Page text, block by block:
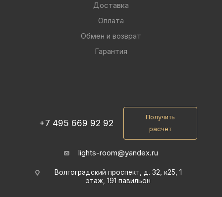
Доставка
Оплата
Обмен и возврат
Гарантия
+7 495 669 92 92
Получить
расчет
lights-room@yandex.ru
Волгоградский проспект, д. 32, к25, 1
этаж, 191 павильон